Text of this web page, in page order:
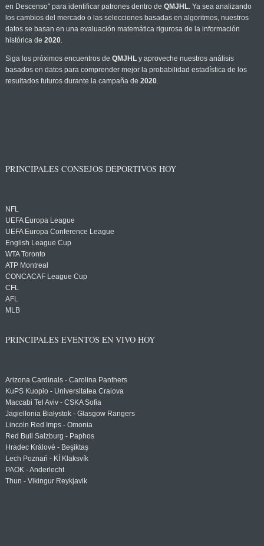
en Descenso" para identificar patrones dentro de QMJHL. Ya sea analizando
los cambios del mercado o las selecciones basadas en algoritmos, nuestros
datos se basan en una evaluación matemática rigurosa de la información
histórica de 2020.
Siga los próximos encuentros de QMJHLy aproveche nuestros análisis
basados en datos para comprender mejor la probabilidad estadística de los
resultados futuros durante la campaña de 2020.
PRINCIPALES CONSEJOS DEPORTIVOS HOY
NFL
UEFA Europa League
UEFA Europa Conference League
English League Cup
WTA Toronto
ATP Montreal
CONCACAF League Cup
CFL
AFL
MLB
PRINCIPALES EVENTOS EN VIVO HOY
Arizona Cardinals - Carolina Panthers
KuPS Kuopio - Universitatea Craiova
Maccabi Tel Aviv - CSKA Sofia
Jagiellonia Białystok - Glasgow Rangers
Lincoln Red Imps - Omonia
Red Bull Salzburg - Paphos
Hradec Králové - Beşiktaş
Lech Poznań - KÍ Klaksvík
PAOK - Anderlecht
Thun - Vikingur Reykjavik